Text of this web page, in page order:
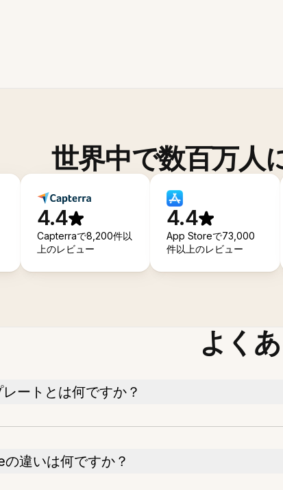
世界中で数百万人
4.4
Capterraで8,200件以
上のレビュー
4.4
App Storeで73,000
件以上のレビュー
よく
ートとは何ですか？
違いは何ですか？